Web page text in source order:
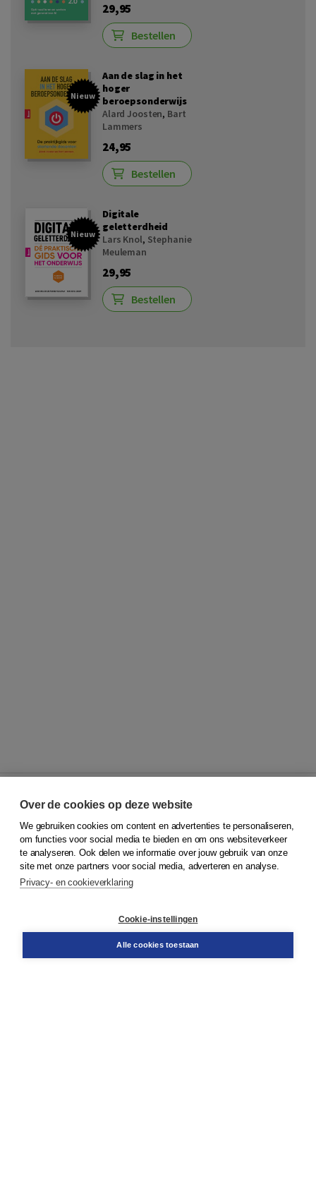
29,95
Bestellen
Nieuw
Aan de slag in het
hoger
beroepsonderwijs
Alard Joosten, Bart
Lammers
24,95
Bestellen
Nieuw
Digitale
geletterdheid
Lars Knol, Stephanie
Meuleman
29,95
Bestellen
© 2026Koninklijke Boom uitgevers
Klantenservice
Service & informatie
Contact
Over de cookies op deze website
We gebruiken cookies om content en advertenties te personaliseren,
om functies voor social media te bieden en om ons websiteverkeer
te analyseren. Ook delen we informatie over jouw gebruik van onze
site met onze partners voor social media, adverteren en analyse.
Privacy- en cookieverklaring
Cookie-instellingen
Alle cookies toestaan